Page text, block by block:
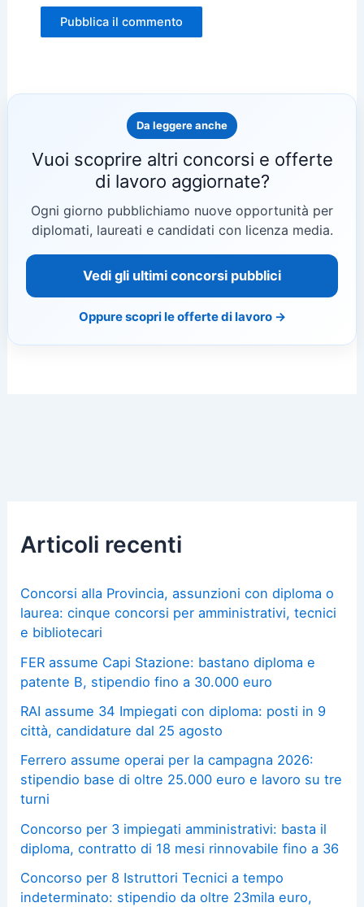
Da leggere anche
Vuoi scoprire altri concorsi e offerte
di lavoro aggiornate?
Ogni giorno pubblichiamo nuove opportunità per
diplomati, laureati e candidati con licenza media.
Vedi gli ultimi concorsi pubblici
Oppure scopri le offerte di lavoro →
Articoli recenti
Concorsi alla Provincia, assunzioni con diploma o
laurea: cinque concorsi per amministrativi, tecnici
e bibliotecari
FER assume Capi Stazione: bastano diploma e
patente B, stipendio fino a 30.000 euro
RAI assume 34 Impiegati con diploma: posti in 9
città, candidature dal 25 agosto
Ferrero assume operai per la campagna 2026:
stipendio base di oltre 25.000 euro e lavoro su tre
turni
Concorso per 3 impiegati amministrativi: basta il
diploma, contratto di 18 mesi rinnovabile fino a 36
Concorso per 8 Istruttori Tecnici a tempo
indeterminato: stipendio da oltre 23mila euro,